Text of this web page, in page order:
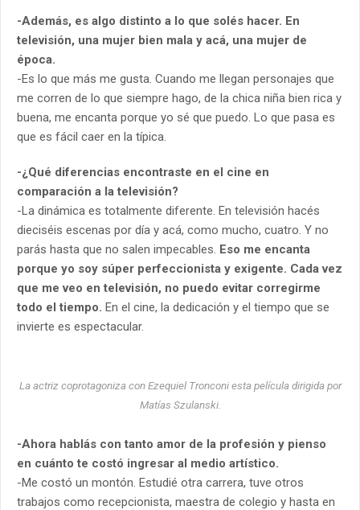
-Además, es algo distinto a lo que solés hacer. En
televisión, una mujer bien mala y acá, una mujer de
época.
-Es lo que más me gusta. Cuando me llegan personajes que
me corren de lo que siempre hago, de la chica niña bien rica y
buena, me encanta porque yo sé que puedo. Lo que pasa es
que es fácil caer en la típica.
-¿Qué diferencias encontraste en el cine en
comparación a la televisión?
-La dinámica es totalmente diferente. En televisión hacés
dieciséis escenas por día y acá, como mucho, cuatro. Y no
parás hasta que no salen impecables. Eso me encanta
porque yo soy súper perfeccionista y exigente. Cada vez
que me veo en televisión, no puedo evitar corregirme
todo el tiempo. En el cine, la dedicación y el tiempo que se
invierte es espectacular.
La actriz coprotagoniza con Ezequiel Tronconi esta película dirigida por
Matías Szulanski.
-Ahora hablás con tanto amor de la profesión y pienso
en cuánto te costó ingresar al medio artístico.
-Me costó un montón. Estudié otra carrera, tuve otros
trabajos como recepcionista, maestra de colegio y hasta en